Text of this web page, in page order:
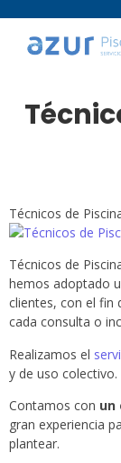
Técnicos de
Técnicos de
hemos adoptado
clientes, con el fin
cada consulta o
Realizamos el
y de uso colectivo.
Contamos con un
gran experiencia
plantear.